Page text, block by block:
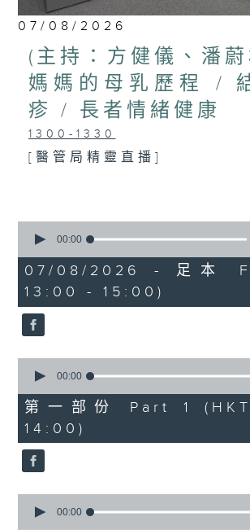
07/08/2026
(主持：方健儀、潘
媽媽的母乳歷程 /
疹 / 長者情緒健康
1300-1330
[醫管局精靈直播]
1330-1400
主題：結節性癢疹
嘉賓：鄭學輝醫生(皮膚及性
生)
1400-1500
[精神科醫學院系列]
主題：長者情緒健康
嘉賓：潘佩璆醫生(精神科專
seconds
1
hour,
38
minutes,
6
seconds
00:00
07/08/2026 - 足本
13:00 - 15:00)
seconds
48
minutes,
50
seconds
00:00
第一部份 Part 1
14:00)
seconds
00:00